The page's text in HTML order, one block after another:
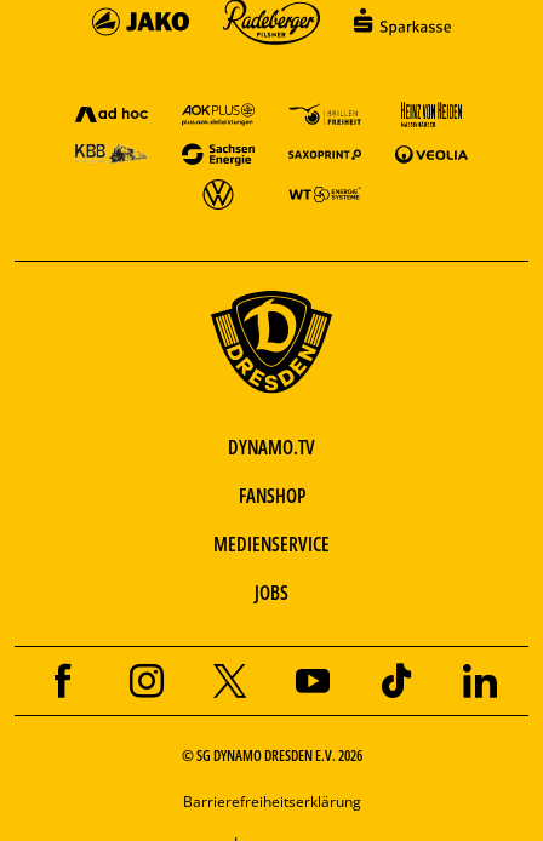
DYNAMO.TV
FANSHOP
MEDIENSERVICE
JOBS
© SG DYNAMO DRESDEN E.V. 2026
Barrierefreiheitserklärung